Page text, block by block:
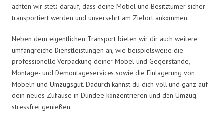
achten wir stets darauf, dass deine Möbel und Besitztümer sicher
transportiert werden und unversehrt am Zielort ankommen.
Neben dem eigentlichen Transport bieten wir dir auch weitere
umfangreiche Dienstleistungen an, wie beispielsweise die
professionelle Verpackung deiner Möbel und Gegenstände,
Montage- und Demontageservices sowie die Einlagerung von
Möbeln und Umzugsgut. Dadurch kannst du dich voll und ganz auf
dein neues Zuhause in Dundee konzentrieren und den Umzug
stressfrei genießen.